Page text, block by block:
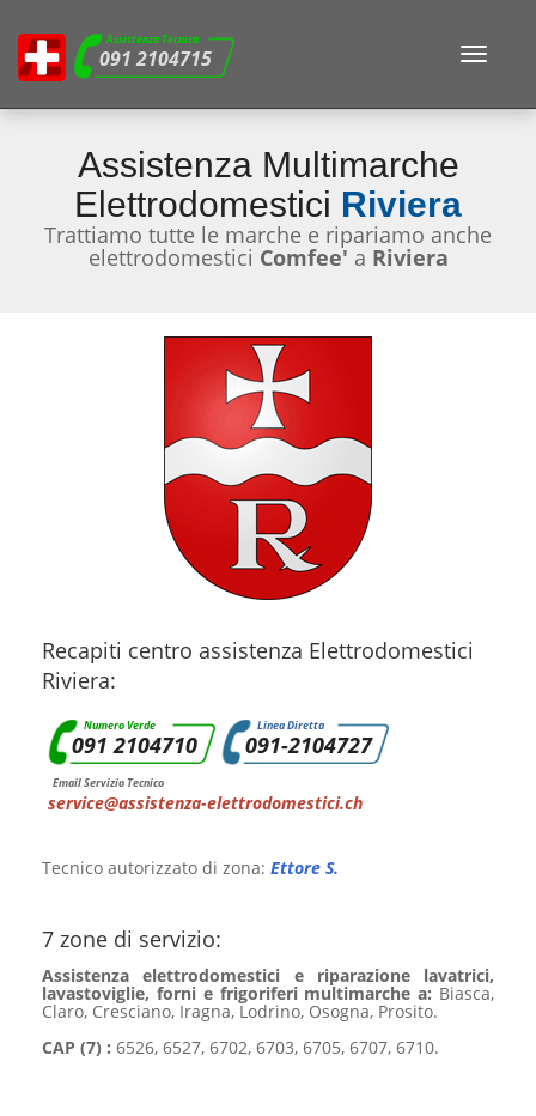
Assistenza Tecnica
091 2104715
Toggle
Assistenza Multimarche
Elettrodomestici Riviera
Trattiamo tutte le marche e ripariamo anche
elettrodomestici Comfee' a Riviera
Recapiti centro assistenza Elettrodomestici
Riviera:
Numero Verde
091 2104710
Linea Diretta
091-2104727
Email Servizio Tecnico
service@assistenza-elettrodomestici.ch
Tecnico autorizzato di zona: Ettore S.
7 zone di servizio:
Assistenza elettrodomestici e riparazione lavatrici,
lavastoviglie, forni e frigoriferi multimarche a: Biasca,
Claro, Cresciano, Iragna, Lodrino, Osogna, Prosito.
CAP (7) : 6526, 6527, 6702, 6703, 6705, 6707, 6710.